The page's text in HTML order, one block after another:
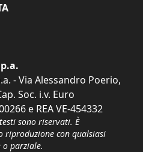
- Via Alessandro Poerio,
Soc. i.v. Euro
e REA VE-454332
sono riservati. È
riproduzione con qualsiasi
parziale.